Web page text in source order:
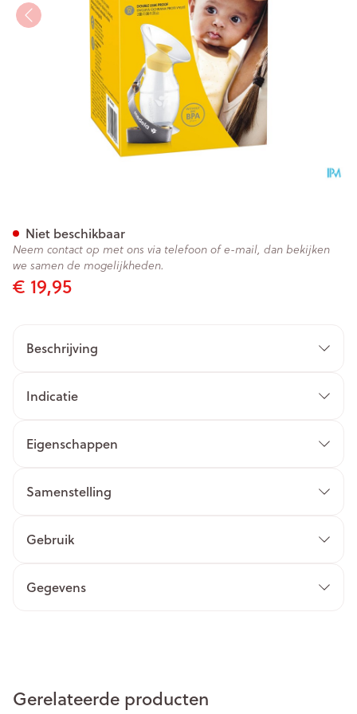
€ 19,95
Niet beschikbaar
Neem contact op met ons via telefoon of e-mail, dan bekijken
we samen de mogelijkheden.
Beschrijving
Indicatie
Eigenschappen
Samenstelling
Gebruik
Gegevens
Gerelateerde producten